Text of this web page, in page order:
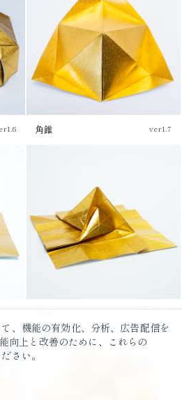
角錐 ver1.7
チュートリアル
角錐 ver1.9
、機能の有効化、分析、広告配信を
向上と改善のために、これらの
さい。